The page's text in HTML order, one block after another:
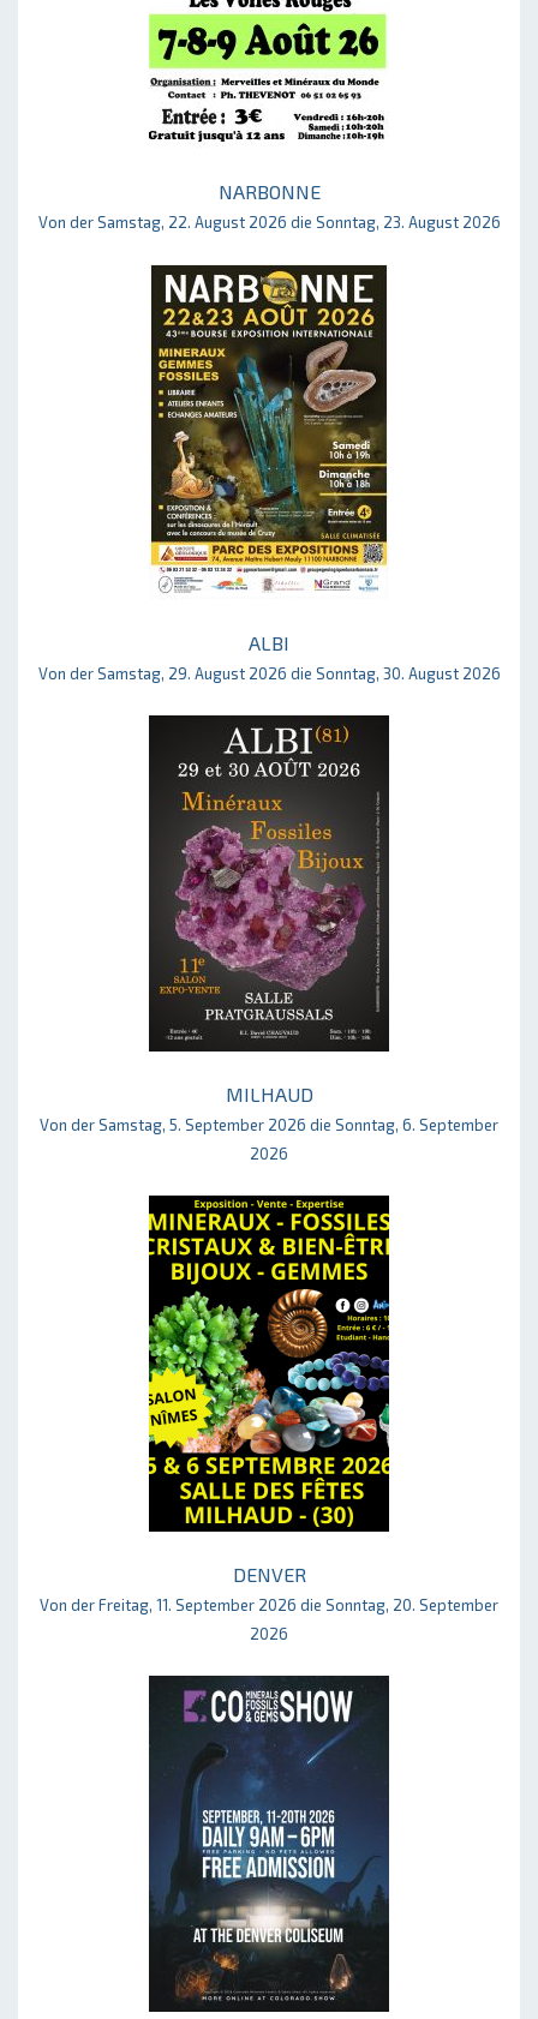
NARBONNE
Von der Samstag, 22. August 2026 die Sonntag, 23. August 2026
ALBI
Von der Samstag, 29. August 2026 die Sonntag, 30. August 2026
MILHAUD
Von der Samstag, 5. September 2026 die Sonntag, 6. September
2026
DENVER
Von der Freitag, 11. September 2026 die Sonntag, 20. September
2026